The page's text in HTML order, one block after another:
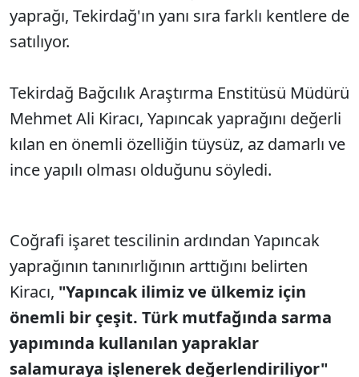
yaprağı, Tekirdağ'ın yanı sıra farklı kentlere de
satılıyor.
Tekirdağ Bağcılık Araştırma Enstitüsü Müdürü
Mehmet Ali Kiracı, Yapıncak yaprağını değerli
kılan en önemli özelliğin tüysüz, az damarlı ve
ince yapılı olması olduğunu söyledi.
Coğrafi işaret tescilinin ardından Yapıncak
yaprağının tanınırlığının arttığını belirten
Kiracı, "Yapıncak ilimiz ve ülkemiz için
önemli bir çeşit. Türk mutfağında sarma
yapımında kullanılan yapraklar
salamuraya işlenerek değerlendiriliyor"